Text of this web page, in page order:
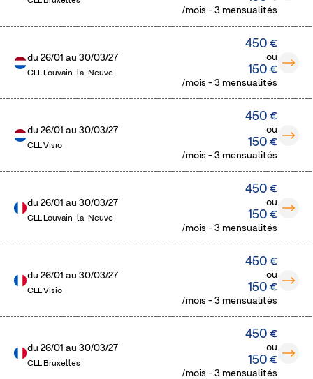
/mois - 3 mensualités
du26/01 au30/03/27
CLL Louvain-la-Neuve
450 €
ou
150 €
/mois - 3 mensualités
du26/01 au30/03/27
CLL Visio
450 €
ou
150 €
/mois - 3 mensualités
du26/01 au30/03/27
CLL Louvain-la-Neuve
450 €
ou
150 €
/mois - 3 mensualités
du26/01 au30/03/27
CLL Visio
450 €
ou
150 €
/mois - 3 mensualités
du26/01 au30/03/27
CLL Bruxelles
450 €
ou
150 €
/mois - 3 mensualités